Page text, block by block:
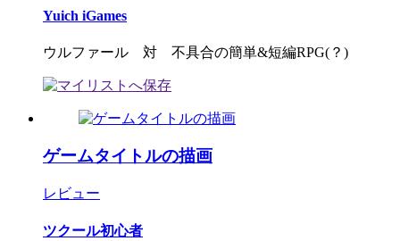
Yuich iGames
ウルファール 対 不具合の簡単&短編RPG(？)
ゲームタイトルの描画
レビュー
ツクール初心者